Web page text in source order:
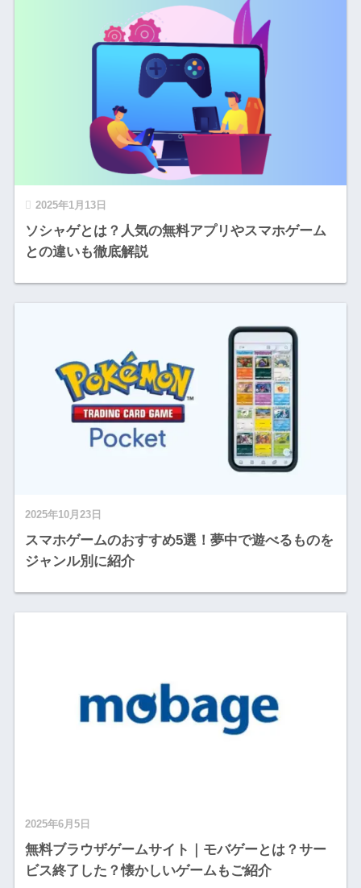
2025年1月13日
ソシャゲとは？人気の無料アプリやスマホゲーム
との違いも徹底解説
2025年10月23日
スマホゲームのおすすめ5選！夢中で遊べるものを
ジャンル別に紹介
2025年6月5日
無料ブラウザゲームサイト｜モバゲーとは？サー
ビス終了した？懐かしいゲームもご紹介